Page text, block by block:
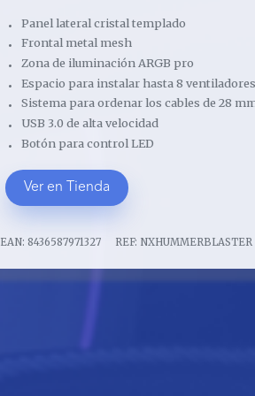
Panel lateral cristal templado
Frontal metal mesh
Zona de iluminación ARGB pro
Espacio para instalar hasta 8 ventiladores
Sistema para ordenar los cables de 28
USB 3.0 de alta velocidad
Botón para control LED
Ver en Tienda
EAN: 8436587971327 REF: NXHUMMERBLASTER